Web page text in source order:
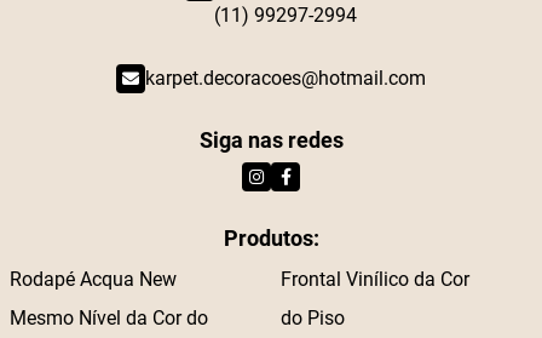
(11) 99297-2994
karpet.decoracoes@hotmail.com
Siga nas redes
Produtos:
Rodapé Acqua New
Mesmo Nível da Cor do
Frontal Vinílico da Cor
do Piso